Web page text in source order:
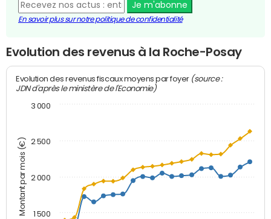
Je m'abonne
En savoir plus sur notre politique de confidentialité
Evolution des revenus à la Roche-Posay
Montant par mois (€)
Evolution des revenus fiscaux moyens par foyer (source :
JDN d'après le ministère de l'Economie)
1 500
2 000
2 500
3 000